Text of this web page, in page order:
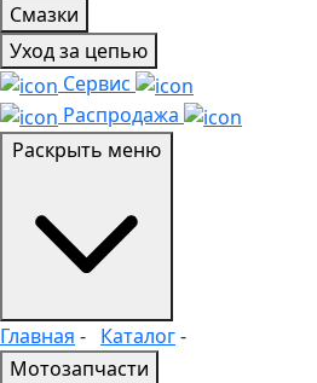
Смазки
Уход за цепью
Сервис
Распродажа
Главная - Каталог-
Мотозапчасти